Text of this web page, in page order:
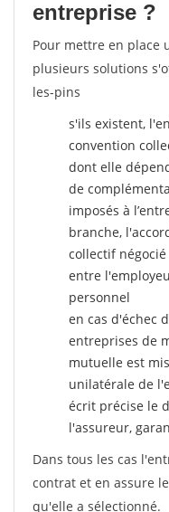
entreprise ?
Pour mettre en place
plusieurs solutions
les-pins
s'ils existent,
convention
dont elle
de
imposés à
branche,
collectif
entre
personnel
en cas d'échec
entreprises de
mutuelle est
unilatérale de
écrit précise le
l'assureur,
Dans tous les cas
contrat et en assure
qu'elle a sélectionné.